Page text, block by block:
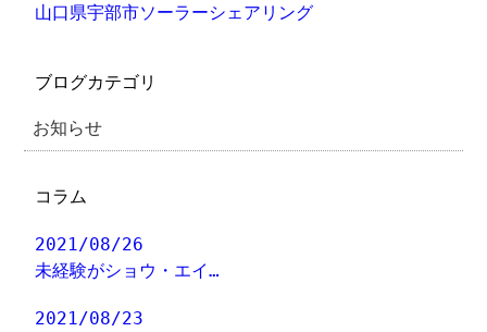
山口県宇部市ソーラーシェアリング
ブログカテゴリ
お知らせ
コラム
2021/08/26
未経験がショウ・エイ…
2021/08/23